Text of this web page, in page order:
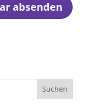
Suchen